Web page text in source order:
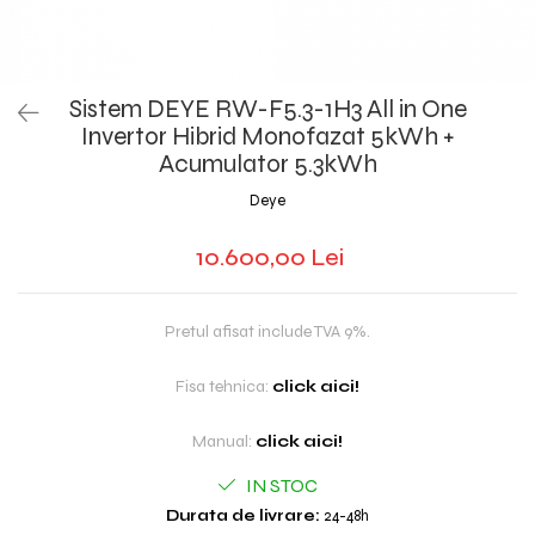
Sistem DEYE RW-F5.3-1H3 All in One
Invertor Hibrid Monofazat 5kWh +
Acumulator 5.3kWh
Deye
10.600,00 Lei
Pretul afisat include TVA 9%.
Fisa tehnica: click aici!
Manual: click aici!
IN STOC
Durata de livrare: 24-48h